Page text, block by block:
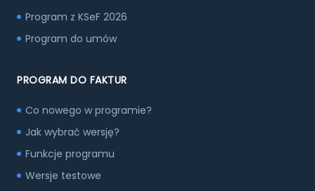
Program z KSeF 2026
Program do umów
PROGRAM DO FAKTUR
Co nowego w programie?
Jak wybrać wersję?
Funkcje programu
Wersje testowe